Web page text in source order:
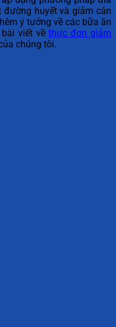
huyết và giảm cân
ý tưởng về các bữa ăn
bài viết vềthực đơn giảm
chúng tôi.